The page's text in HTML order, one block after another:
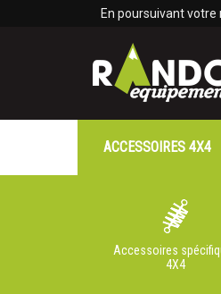
En poursuivant
ACCESSOIRES 4X4
Accessoires
4X4
Panneau de gestion des cookies